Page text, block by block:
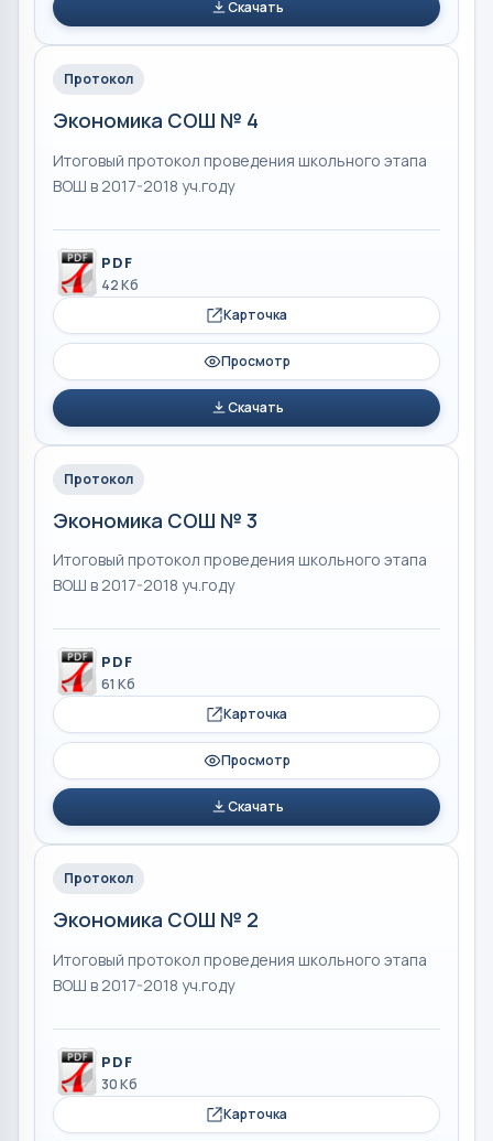
Скачать
Протокол
Экономика СОШ № 4
Итоговый протокол проведения школьного этапа
ВОШ в 2017-2018 уч.году
PDF
42 Кб
Карточка
Просмотр
Скачать
Протокол
Экономика СОШ № 3
Итоговый протокол проведения школьного этапа
ВОШ в 2017-2018 уч.году
PDF
61 Кб
Карточка
Просмотр
Скачать
Протокол
Экономика СОШ № 2
Итоговый протокол проведения школьного этапа
ВОШ в 2017-2018 уч.году
PDF
30 Кб
Карточка